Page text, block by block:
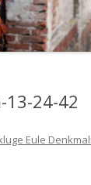
24-42
Eule